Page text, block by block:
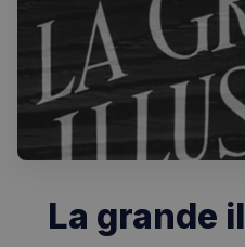
Recherche Chatbot
Rechercher dans
Annuaire des professionnels
La grande